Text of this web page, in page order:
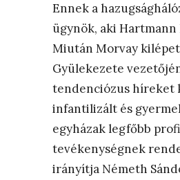
Ennek a
ügynök, aki
Miután Morvay
Gyülekezete
tendenciózus híreket
infantilizált és
egyházak legfőbb
tevékenységnek
irányítja Németh